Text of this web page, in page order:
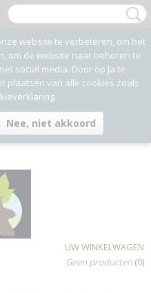
UW WINKELWAGEN
Geen producten (0)
website te verbeteren, om het
om de website naar behoren te
social media. Door op Ja te
plaatsen van alle cookies zoals
Nee, niet akkoord